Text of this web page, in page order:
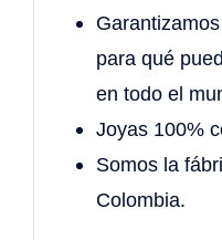
para qué
en todo el
Joyas 100%
Somos la
Colombia.